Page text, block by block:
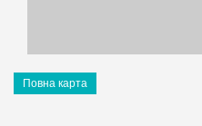
Повна карта